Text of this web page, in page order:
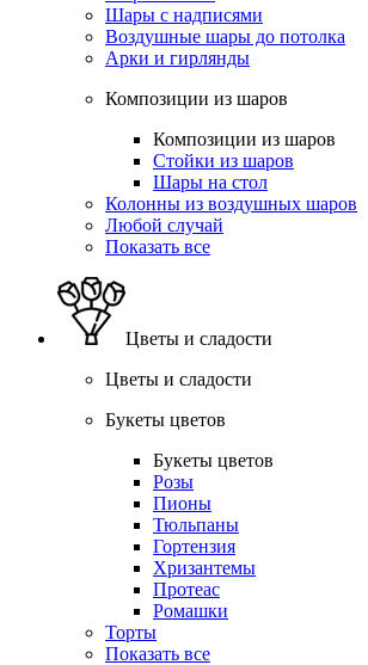
Шары с надписями
Воздушные шары до потолка
Арки и гирлянды
Композиции из шаров
Композиции из шаров
Стойки из шаров
Шары на стол
Колонны из воздушных шаров
Любой случай
Показать все
Цветы и сладости
Цветы и сладости
Букеты цветов
Букеты цветов
Розы
Пионы
Тюльпаны
Гортензия
Хризантемы
Протеас
Ромашки
Торты
Показать все